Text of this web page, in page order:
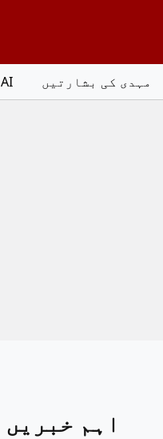
مہدی کی بشارتیں AI مکالمہ
اہم خبریں